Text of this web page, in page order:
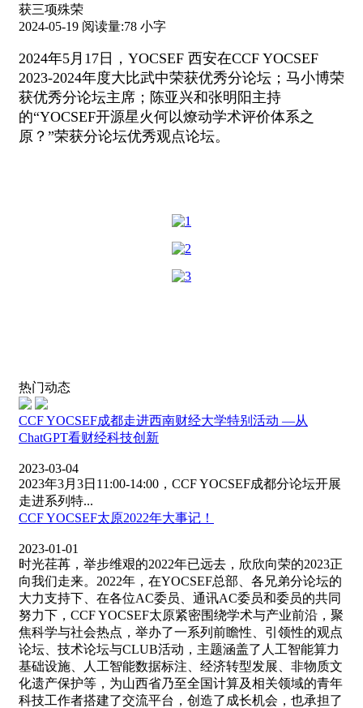
获三项殊荣
2024-05-19 阅读量:78 小字
2024年5月17日，YOCSEF 西安在CCF YOCSEF
2023-2024年度大比武中荣获优秀分论坛；马小博荣
获优秀分论坛主席；陈亚兴和张明阳主持
的“YOCSEF开源星火何以燎动学术评价体系之
原？”荣获分论坛优秀观点论坛。
热门动态
CCF YOCSEF成都走进西南财经大学特别活动 —从
ChatGPT看财经科技创新
2023-03-04
2023年3月3日11:00-14:00，CCF YOCSEF成都分论坛开展
走进系列特...
CCF YOCSEF太原2022年大事记！
2023-01-01
时光荏苒，举步维艰的2022年已远去，欣欣向荣的2023正
向我们走来。2022年，在YOCSEF总部、各兄弟分论坛的
大力支持下、在各位AC委员、通讯AC委员和委员的共同
努力下，CCF YOCSEF太原紧密围绕学术与产业前沿，聚
焦科学与社会热点，举办了一系列前瞻性、引领性的观点
论坛、技术论坛与CLUB活动，主题涵盖了人工智能算力
基础设施、人工智能数据标注、经济转型发展、非物质文
化遗产保护等，为山西省乃至全国计算及相关领域的青年
科技工作者搭建了交流平台，创造了成长机会，也承担了